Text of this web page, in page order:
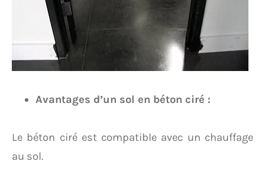
Avantages d’un sol en béton ciré :
Le béton ciré est compatible avec un chauffage
au sol.